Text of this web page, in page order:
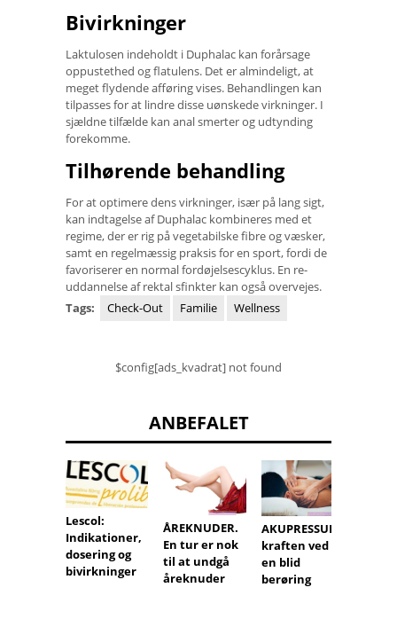
Bivirkninger
Laktulosen indeholdt i Duphalac kan forårsage
oppustethed og flatulens. Det er almindeligt, at
meget flydende afføring vises. Behandlingen kan
tilpasses for at lindre disse uønskede virkninger. I
sjældne tilfælde kan anal smerter og udtynding
forekomme.
Tilhørende behandling
For at optimere dens virkninger, især på lang sigt,
kan indtagelse af Duphalac kombineres med et
regime, der er rig på vegetabilske fibre og væsker,
samt en regelmæssig praksis for en sport, fordi de
favoriserer en normal fordøjelsescyklus. En re-
uddannelse af rektal sfinkter kan også overvejes.
Tags:
Check-Out Familie Wellness
$config[ads_kvadrat] not found
ANBEFALET
Lescol:
Indikationer,
dosering og
bivirkninger
ÅREKNUDER.
En tur er nok
til at undgå
åreknuder
AKUPRESSUR -
kraften ved
en blid
berøring